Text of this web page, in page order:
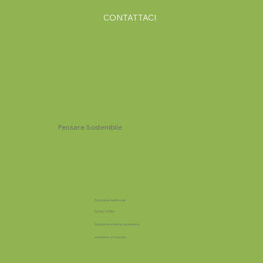
CONTATTACI
Pensare Sostenibile
Educazione Ambientale
Durata 12 Mesi
Educazione primaria e secondaria
Animazione di Comunità